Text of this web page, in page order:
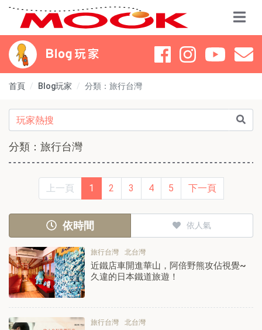
首頁 Blog玩家 分類：旅行台灣
分類：旅行台灣
上一頁 1 2 3 4 5 下一頁
依時間 依人氣
旅行台灣 北台灣
近鐵店車開進華山，阿倍野熊攻佔視覺~
久違的日本鐵道旅遊！
旅行台灣 北台灣